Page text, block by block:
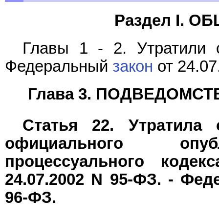
Раздел I.
Главы 1 - 2. Утратили
Федеральный закон от
Глава 3.
Статья 22.
официального
процессуального
24.07.2002 N 95-ФЗ. -
96-ФЗ.